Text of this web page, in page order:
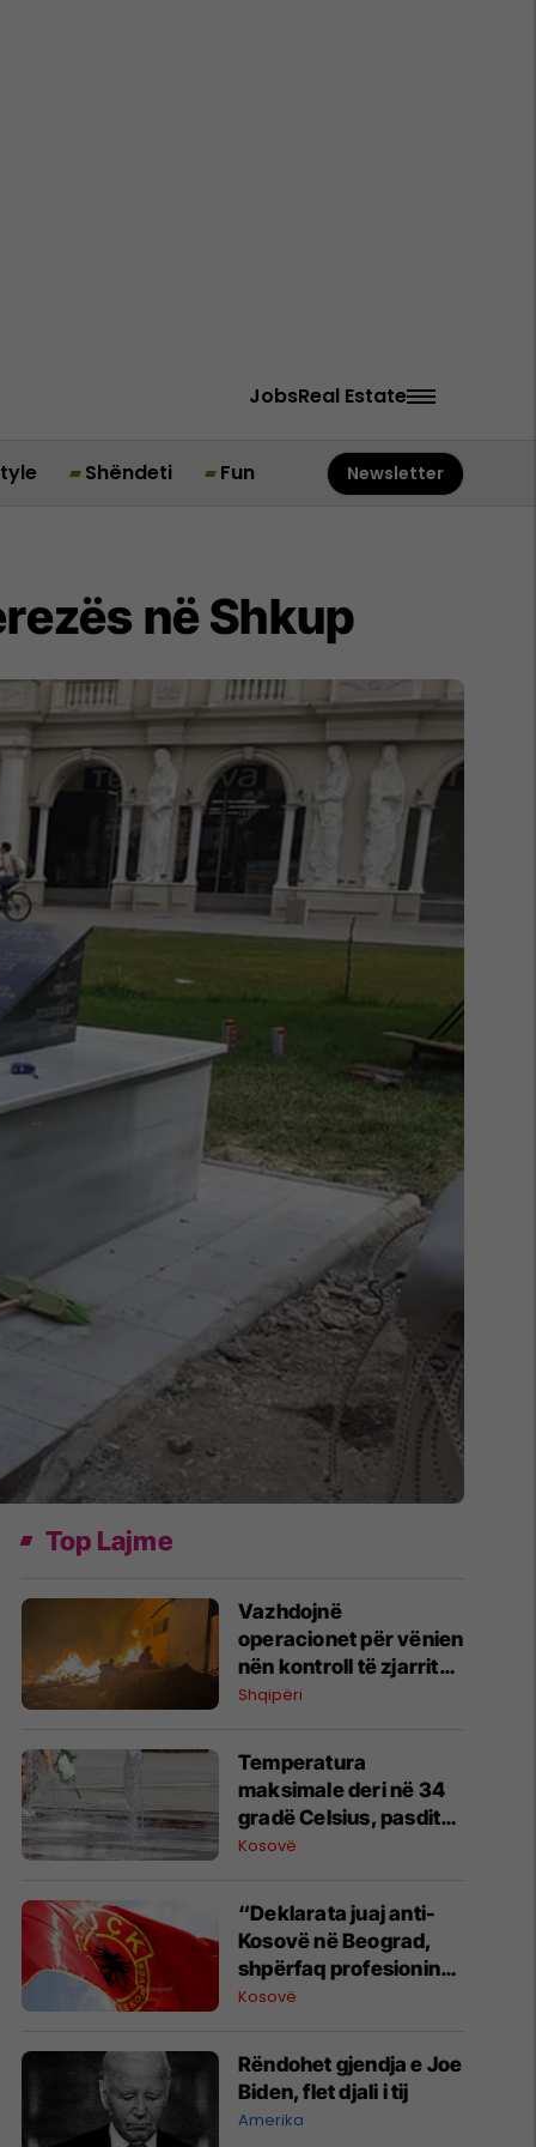
JobsReal Estate
Shëndeti Fun Newsletter
në Shkup
Top Lajme
​Vazhdojnë
operacionet për vënien
nën kontroll të zjarrit
në Krujë
Shqipëri
Temperatura
maksimale deri në 34
gradë Celsius, pasdite
rrezik për stuhi në disa
Kosovë
“Deklarata juaj anti-
Kosovë në Beograd,
shpërfaq profesionin
tënd para se të
OVL e UÇK-së i reagon
Zelenskyt
Kosovë
Rëndohet gjendja e Joe
Biden, flet djali i tij
Amerika